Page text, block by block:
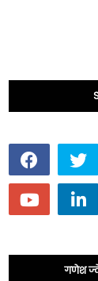
गणेश